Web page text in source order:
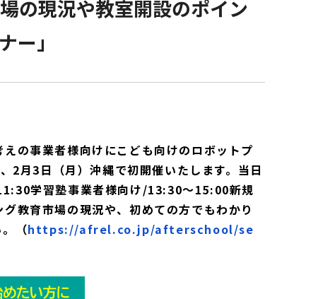
の現況や教室開設のポイン
ー」
の事業者様向けにこども向けのロボットプ
2月3日（月）沖縄で初開催いたします。当日
学習塾事業者様向け/13:30～15:00新規
教育市場の現況や、初めての方でもわかり
（https://afrel.co.jp/afterschool/se